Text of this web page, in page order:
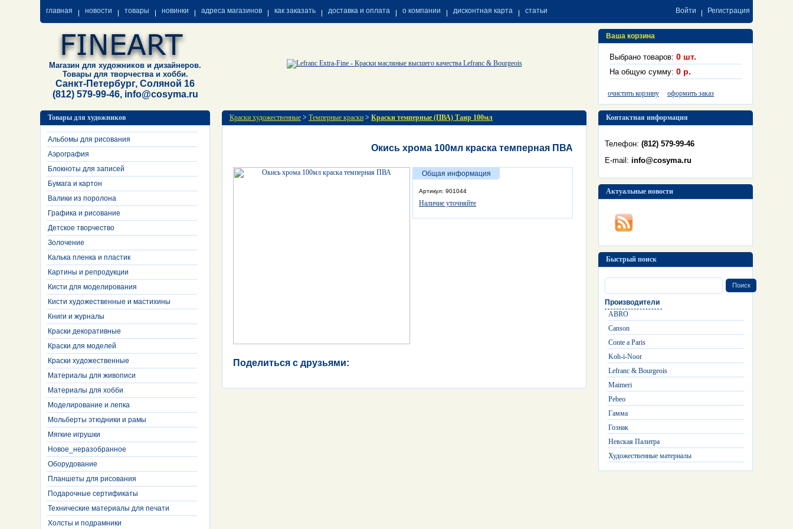
главная новости товары новинки адреса магазинов как заказать доставка и оплата о компании дисконтная карта статьи Войти Регистрация
Магазин для художников и дизайнеров.
Товары для творчества и хобби.
Санкт-Петербург, Соляной 16
(812) 579-99-46, info@cosyma.ru
Ваша корзина
Выбрано товаров: 0 шт.
На общую сумму: 0 р.
очистить корзину оформить заказ
Товары для художников
Альбомы для рисования
Аэрография
Блокноты для записей
Бумага и картон
Валики из поролона
Графика и рисование
Детское творчество
Золочение
Калька пленка и пластик
Картины и репродукции
Кисти для моделирования
Кисти художественные и мастихины
Книги и журналы
Краски декоративные
Краски для моделей
Краски художественные
Материалы для живописи
Материалы для хобби
Моделирование и лепка
Мольберты этюдники и рамы
Мягкие игрушки
Новое_неразобранное
Оборудование
Планшеты для рисования
Подарочные сертификаты
Технические материалы для печати
Холсты и подрамники
Краски художественные > Темперные краски > Краски темперные (ПВА) Таир 100мл
Окись хрома 100мл краска темперная ПВА
Общая информация
Артикул: 901044
Наличие уточняйте
Поделиться с друзьями:
Контактная информация
Телефон: (812) 579-99-46
E-mail: info@cosyma.ru
Актуальные новости
Быстрый поиск
Производители
ABRO
Canson
Conte a Paris
Koh-i-Noor
Lefranc & Bourgeois
Maimeri
Pebeo
Гамма
Гознак
Невская Палитра
Художественные материалы